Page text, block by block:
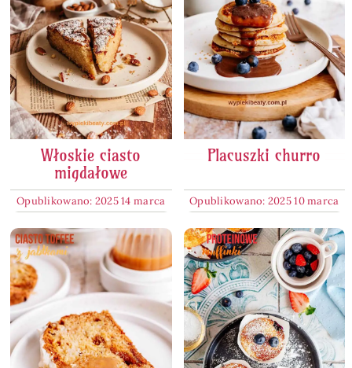
Włoskie ciasto
migdałowe
Opublikowano: 2025 14 marca
Placuszki churro
Opublikowano: 2025 10 marca